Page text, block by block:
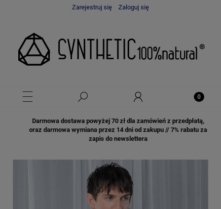
Zarejestruj się Zaloguj się
Darmowa dostawa powyżej 70 zł dla zamówień z przedpłatą,
oraz darmowa wymiana przez 14 dni od zakupu // 7% rabatu za
zapis do newslettera